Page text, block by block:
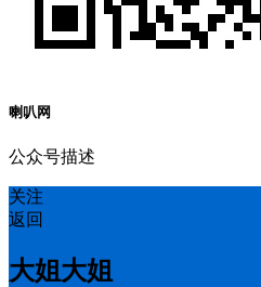
喇叭网
公众号描述
关注
返回
大姐大姐